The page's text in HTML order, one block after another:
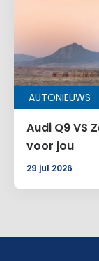
AUTONIEUWS
Audi Q9 VS
voor jou
29 jul 2026